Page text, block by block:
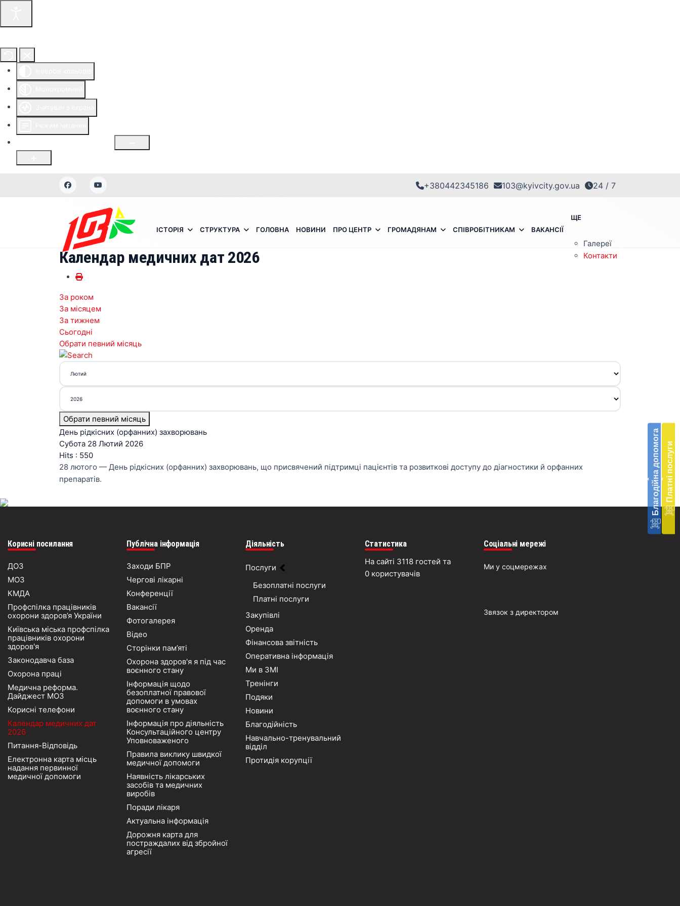
+380442345186 103@kyivcity.gov.ua 24 / 7
ІСТОРІЯ СТРУКТУРА ГОЛОВНА НОВИНИ ПРО ЦЕНТР ГРОМАДЯНАМ СПІВРОБІТНИКАМ ВАКАНСІЇ
ЩЕ
Галереї
Контакти
‹ Благодійна допомога ‹ Платні послуги
Календар медичних дат 2026
За роком
За місяцем
За тижнем
Сьогодні
Обрати певний місяць
Обрати певний місяць
День рідкісних (орфанних) захворювань
Субота 28 Лютий 2026
Hits : 550
28 лютого — День рідкісних (орфанних) захворювань, що присвячений підтримці пацієнтів та розвиткові доступу до діагностики й орфанних
препаратів.
Корисні посилання
ДОЗ
МОЗ
КМДА
Профспілка працівників
охорони здоров’я України
Київська міська профспілка
працівників охорони
здоров'я
Законодавча база
Охорона праці
Медична реформа.
Дайджест МОЗ
Корисні телефони
Календар медичних дат
2026
Питання-Відповідь
Електронна карта місць
надання первинної
медичної допомоги
Публічна інформація
Заходи БПР
Чергові лікарні
Конференції
Вакансії
Фотогалерея
Відео
Сторінки пам’яті
Охорона здоров'я я під час
воєнного стану
Інформація щодо
безоплатної правової
допомоги в умовах
воєнного стану
Інформація про діяльність
Консультаційного центру
Уповноваженого
Правила виклику швидкої
медичної допомоги
Наявність лікарських
засобів та медичних
виробів
Поради лікаря
Актуальна інформація
Дорожня карта для
постраждалих від збройної
агресії
Діяльність
Послуги
Безоплатні послуги
Платні послуги
Закупівлі
Оренда
Фінансова звітність
Оперативна інформація
Ми в ЗМІ
Тренінги
Подяки
Новини
Благодійність
Навчально-тренувальний
відділ
Протидія корупції
Статистика
На сайті 3118 гостей та
0 користувачів
Соціальні мережі
Ми у соцмережах
Звязок з директором